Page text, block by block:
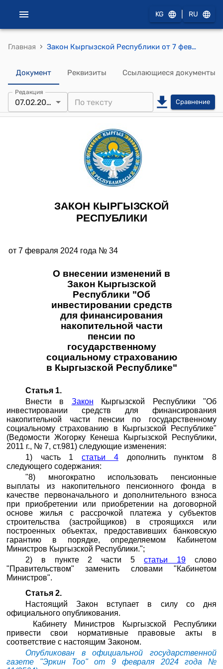
KG RU
Главная › Закон Кыргызской Республики от 7 февраля 2024 года № 34 "О внесении изменений в Закон Кыргызской Республики "Об инвестировании средств для финансирования накопительной части пенсии по государственному социальному страхованию в Кыргызской Республике"
Документ Реквизиты Ссылающиеся документы
Редакция
07.02.2024 Сравнение